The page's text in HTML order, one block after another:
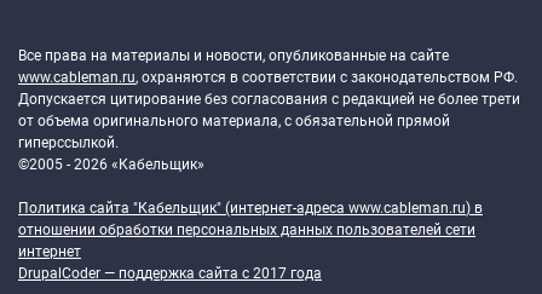
Все права на материалы и новости, опубликованные на сайте
www.cableman.ru, охраняются в соответствии с законодательством РФ.
Допускается цитирование без согласования с редакцией не более трети
от объема оригинального материала, с обязательной прямой
гиперссылкой.
©2005 - 2026 «Кабельщик»
Политика сайта "Кабельщик" (интернет-адреса www.cableman.ru) в
отношении обработки персональных данных пользователей сети
интернет
DrupalCoder — поддержка сайта c 2017 года